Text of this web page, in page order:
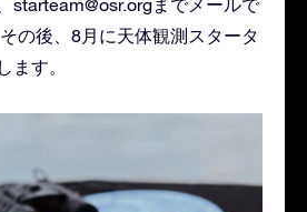
starteam@osr.orgまでメールで
の後、8月に天体観測スタータ
ます。